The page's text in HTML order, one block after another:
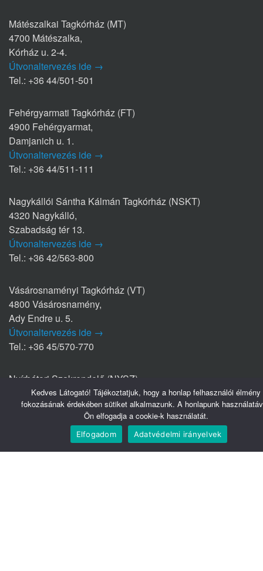
Mátészalkai Tagkórház (MT)
4700 Mátészalka,
Kórház u. 2-4.
Útvonaltervezés ide →
Tel.: +36 44/501-501
Fehérgyarmati Tagkórház (FT)
4900 Fehérgyarmat,
Damjanich u. 1.
Útvonaltervezés ide →
Tel.: +36 44/511-111
Nagykállói Sántha Kálmán Tagkórház (NSKT)
4320 Nagykálló,
Szabadság tér 13.
Útvonaltervezés ide →
Tel.: +36 42/563-800
Vásárosnaményi Tagkórház (VT)
4800 Vásárosnamény,
Ady Endre u. 5.
Útvonaltervezés ide →
Tel.: +36 45/570-770
Nyírbátori Szakrendelő (NYSZ)
4300 Nyírbátor
Édesanyák útja 1/a.
Útvonaltervezés ide →
Tel.: +36 42/281-711
Kedves Látogató! Tájékoztatjuk, hogy a honlap felhasználói élmény
fokozásának érdekében sütiket alkalmazunk. A honlapunk
Ön elfogadja a cookie-k használatát.
Elfogadom Adatvédelmi irányelvek